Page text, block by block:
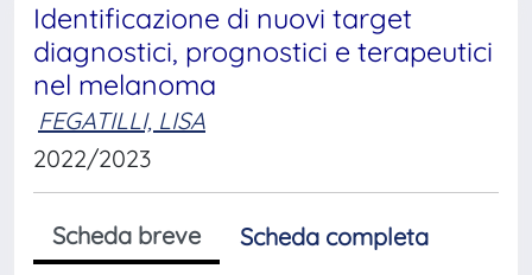
Identificazione di nuovi target
diagnostici, prognostici e terapeutici
nel melanoma
FEGATILLI, LISA
2022/2023
Scheda breve
Scheda completa